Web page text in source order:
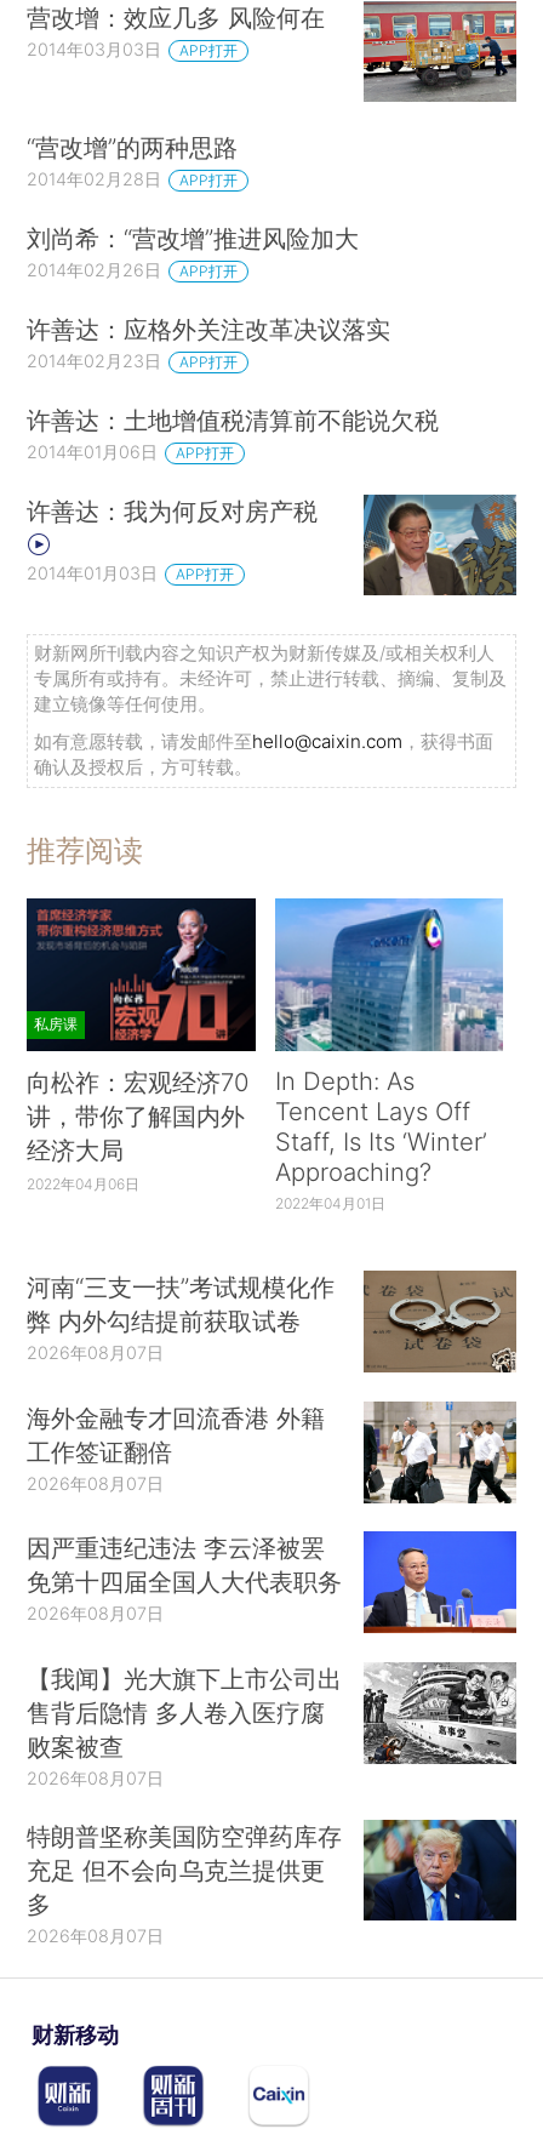
营改增：效应几多 风险何在
2014年03月03日 APP打开
“营改增”的两种思路
2014年02月28日 APP打开
刘尚希：“营改增”推进风险加大
2014年02月26日 APP打开
许善达：应格外关注改革决议落实
2014年02月23日 APP打开
许善达：土地增值税清算前不能说欠税
2014年01月06日 APP打开
许善达：我为何反对房产税
2014年01月03日 APP打开
财新网所刊载内容之知识产权为财新传媒及/或相关权利人
专属所有或持有。未经许可，禁止进行转载、摘编、复制及
建立镜像等任何使用。
如有意愿转载，请发邮件至hello@caixin.com ，获得书面
确认及授权后，方可转载。
推荐阅读
私房课
向松祚：宏观经济70
讲，带你了解国内外
经济大局
2022年04月06日
In Depth: As
Tencent Lays Off
Staff, Is Its ‘Winter’
Approaching?
2022年04月01日
河南“三支一扶”考试规模化作
弊 内外勾结提前获取试卷
2026年08月07日
海外金融专才回流香港 外籍
工作签证翻倍
2026年08月07日
因严重违纪违法 李云泽被罢
免第十四届全国人大代表职务
2026年08月07日
【我闻】光大旗下上市公司出
售背后隐情 多人卷入医疗腐
败案被查
2026年08月07日
特朗普坚称美国防空弹药库存
充足 但不会向乌克兰提供更
多
2026年08月07日
财新移动